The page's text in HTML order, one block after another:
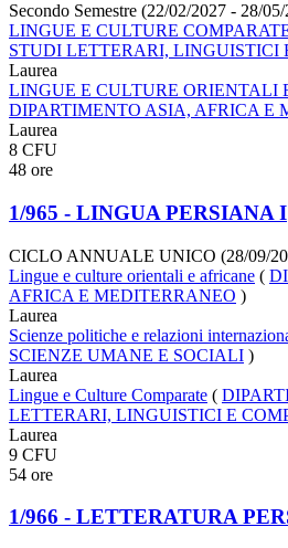
Secondo Semestre (22/02/2027 - 28/
LINGUE E CULTURE
STUDI LETTERARI, LINGUISTICI
Laurea
LINGUE E CULTURE ORIENTALI
DIPARTIMENTO ASIA, AFRICA E
Laurea
8 CFU
48 ore
1/965 - LINGUA PERSIANA I
CICLO ANNUALE UNICO (28/09/
Lingue e culture orientali e africane (
AFRICA E MEDITERRANEO )
Laurea
Scienze politiche e relazioni
SCIENZE UMANE E SOCIALI )
Laurea
Lingue e Culture Comparate (
LETTERARI, LINGUISTICI E
Laurea
9 CFU
54 ore
1/966 - LETTERATURA